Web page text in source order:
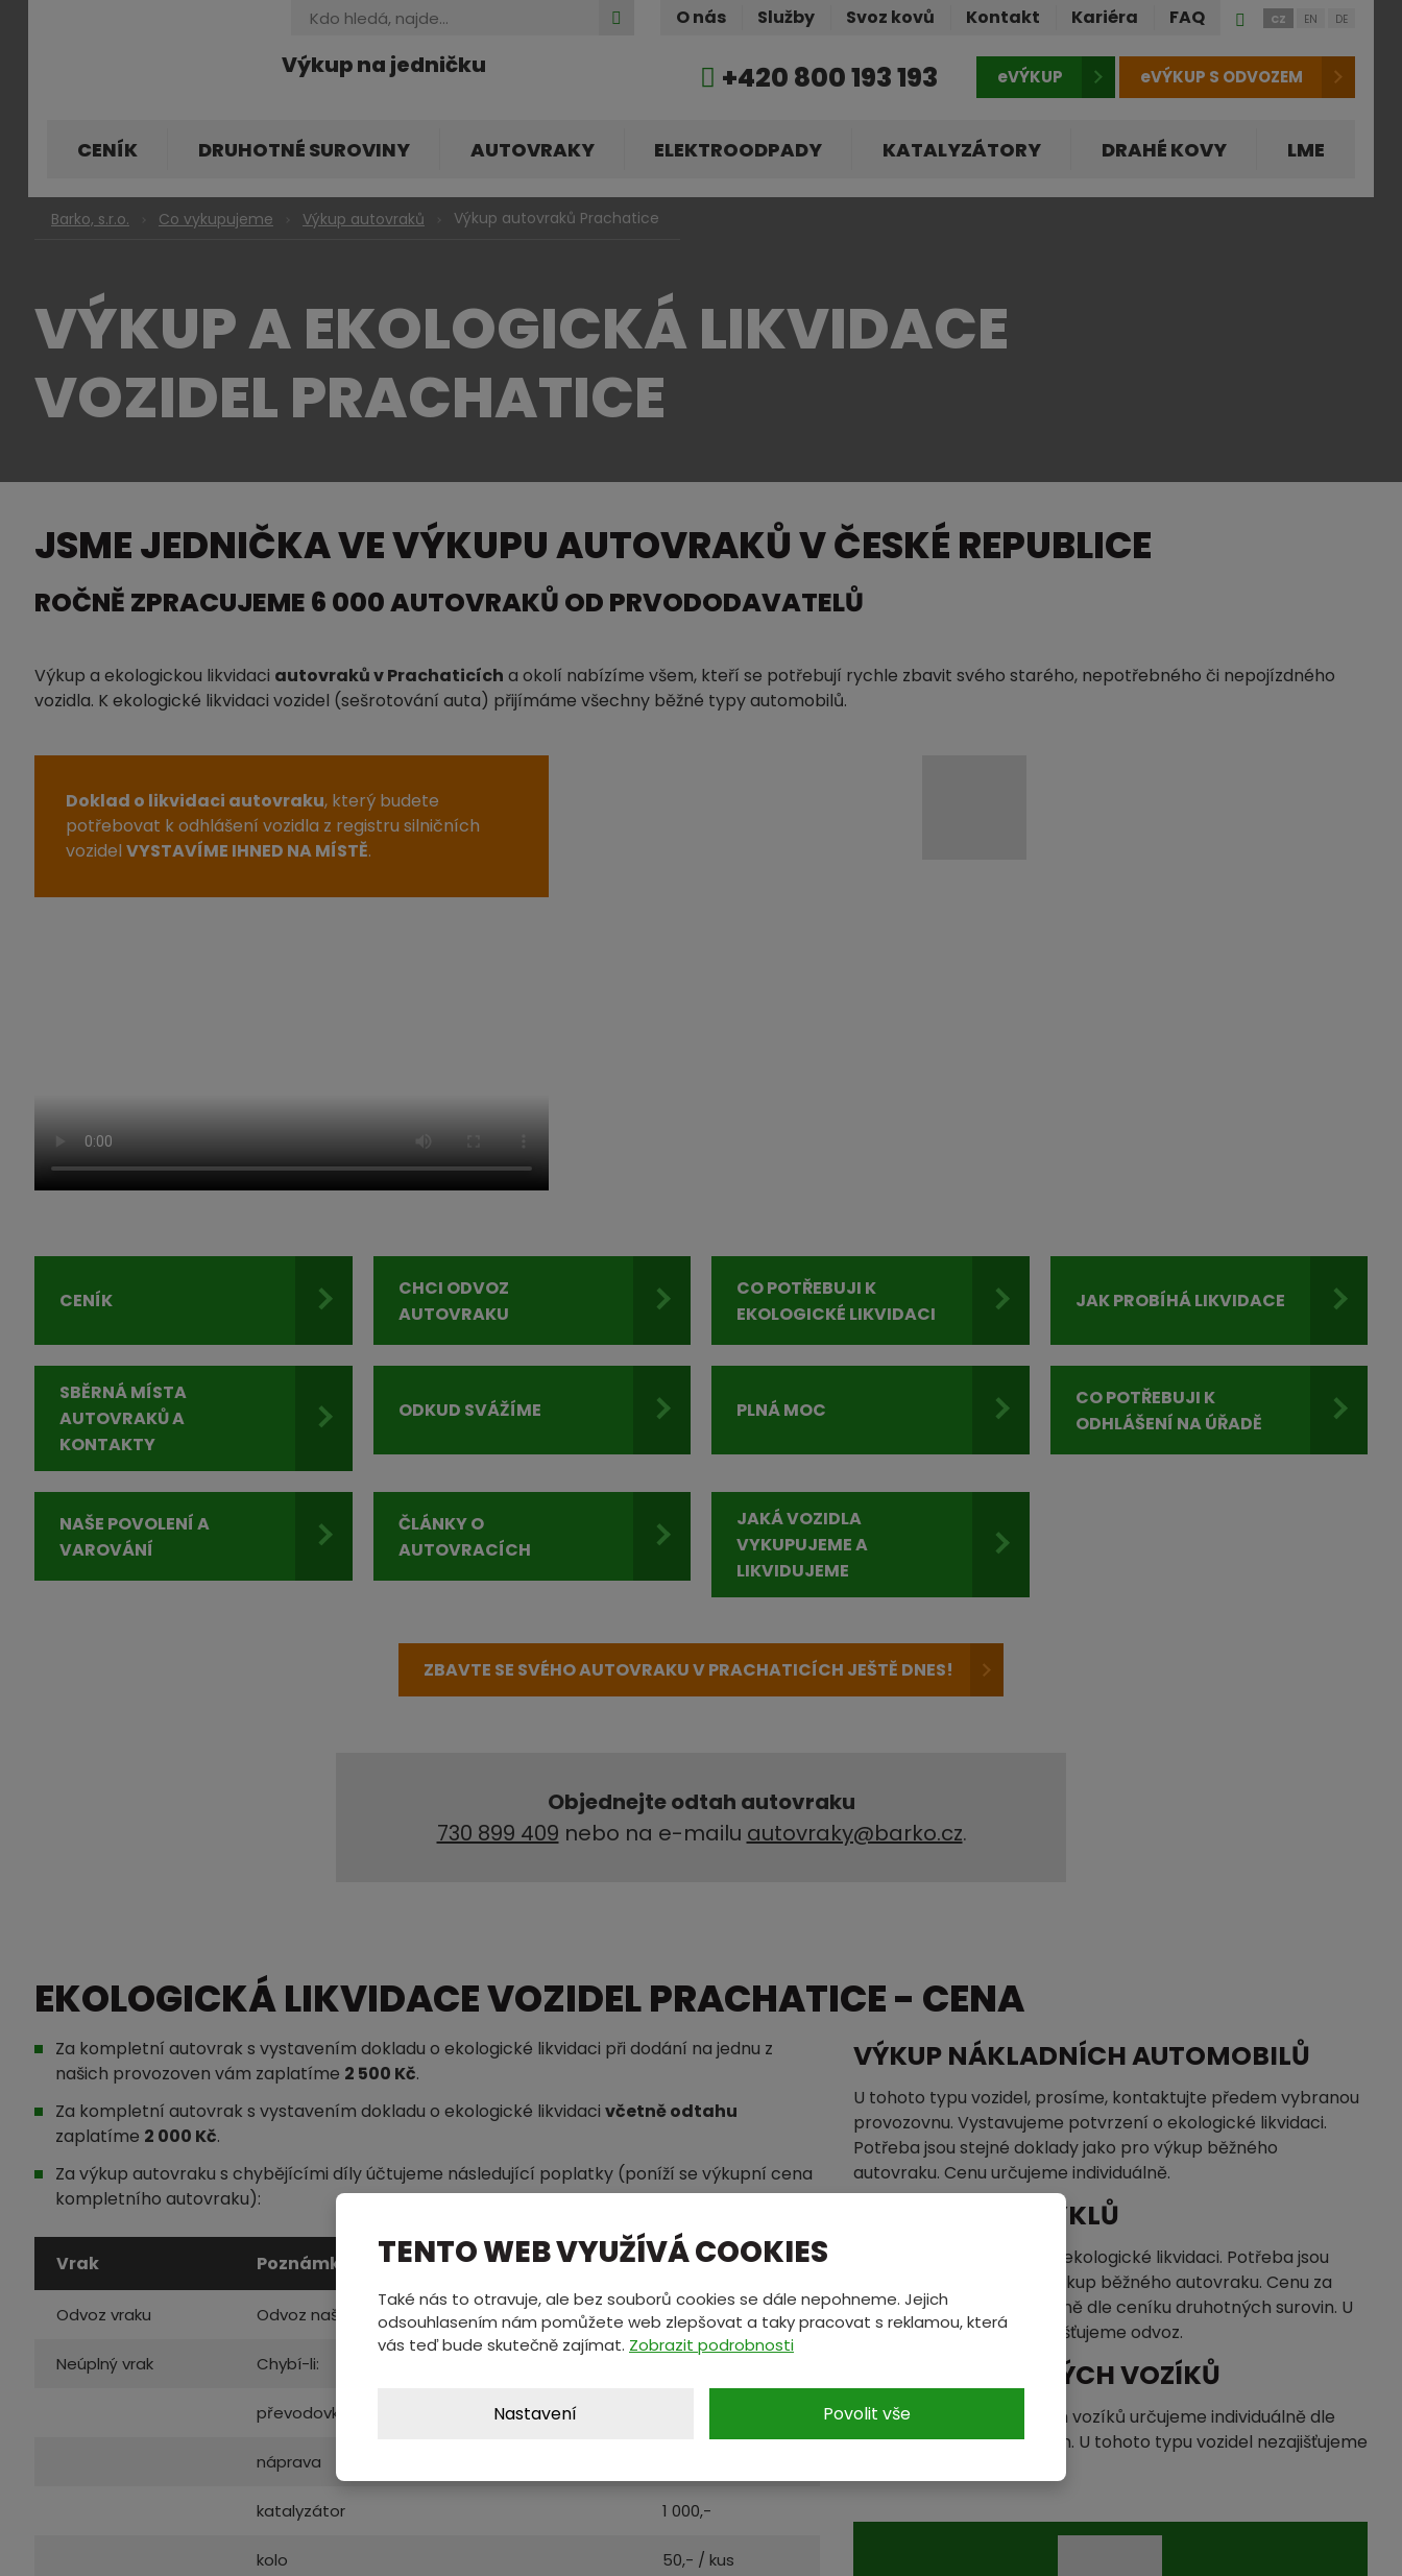
Výkup na jedničku +420 800 193 193
Vyhledávání Hledat O nás Služby Svoz kovů Kontakt Kariéra FAQ
eVÝKUP eVÝKUP S ODVOZEM
Přihlášení
klienstké
CZ EN DE
CENÍK DRUHOTNÉ SUROVINY AUTOVRAKY ELEKTROODPADY KATALYZÁTORY DRAHÉ KOVY LME
Barko, s.r.o. Co vykupujeme Výkup autovraků Výkup autovraků Prachatice
VÝKUP A EKOLOGICKÁ LIKVIDACE
VOZIDEL PRACHATICE
JSME JEDNIČKA VE VÝKUPU AUTOVRAKŮ V ČESKÉ REPUBLICE
ROČNĚ ZPRACUJEME 6 000 AUTOVRAKŮ OD PRVODODAVATELŮ
Výkup a ekologickou likvidaci autovraků v Prachaticích a okolí nabízíme všem, kteří se potřebují rychle zbavit svého starého, nepotřebného či nepojízdného
vozidla. K ekologické likvidaci vozidel (sešrotování auta) přijímáme všechny běžné typy automobilů.
Doklad o likvidaci autovraku, který budete
potřebovat k odhlášení vozidla z registru silničních
vozidel VYSTAVÍME IHNED NA MÍSTĚ.
CENÍK
CHCI ODVOZ
AUTOVRAKU
CO POTŘEBUJI K
EKOLOGICKÉ LIKVIDACI
JAK PROBÍHÁ LIKVIDACE
SBĚRNÁ MÍSTA
AUTOVRAKŮ A
KONTAKTY
ODKUD SVÁŽÍME PLNÁ MOC
CO POTŘEBUJI K
ODHLÁŠENÍ NA ÚŘADĚ
NAŠE POVOLENÍ A
VAROVÁNÍ
ČLÁNKY O
AUTOVRACÍCH
JAKÁ VOZIDLA
VYKUPUJEME A
LIKVIDUJEME
ZBAVTE SE SVÉHO AUTOVRAKU V PRACHATICÍCH JEŠTĚ DNES!
Objednejte odtah autovraku
730 899 409 nebo na e-mailu autovraky@barko.cz.
EKOLOGICKÁ LIKVIDACE VOZIDEL PRACHATICE - CENA
Za kompletní autovrak s vystavením dokladu o ekologické likvidaci při dodání na jednu z
našich provozoven vám zaplatíme 2 500 Kč.
Za kompletní autovrak s vystavením dokladu o ekologické likvidaci včetně odtahu
zaplatíme 2 000 Kč.
Za výkup autovraku s chybějícími díly účtujeme následující poplatky (poníží se výkupní cena
kompletního autovraku):
Vrak Poznámka Poplatky
Odvoz vraku Odvoz naší odtahovou službou 500,- / kus
Neúplný vrak Chybí-li:
převodovka
náprava
katalyzátor 1 000,-
kolo 50,- / kus
VÝKUP NÁKLADNÍCH AUTOMOBILŮ
U tohoto typu vozidel, prosíme, kontaktujte předem vybranou
provozovnu. Vystavujeme potvrzení o ekologické likvidaci.
Potřeba jsou stejné doklady jako pro výkup běžného
autovraku. Cenu určujeme individuálně.
VÝKUP MOTOCYKLŮ
Vystavujeme potvrzení o ekologické likvidaci. Potřeba jsou
stejné doklady jako pro výkup běžného autovraku. Cenu za
výkup určujeme individuálně dle ceníku druhotných surovin. U
tohoto typu vozidel nezajišťujeme odvoz.
VÝKUP PŘÍVĚSNÝCH VOZÍKŮ
Cenu za výkup přívěsných vozíků určujeme individuálně dle
ceníku druhotných surovin. U tohoto typu vozidel nezajišťujeme
TENTO WEB VYUŽÍVÁ COOKIES
Také nás to otravuje, ale bez souborů cookies se dále nepohneme. Jejich
odsouhlasením nám pomůžete web zlepšovat a taky pracovat s reklamou, která
vás teď bude skutečně zajímat. Zobrazit podrobnosti
Nastavení Povolit vše